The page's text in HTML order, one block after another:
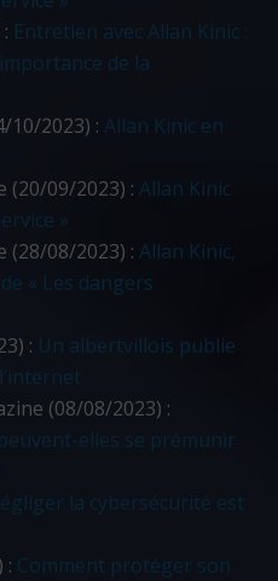
Entretien avec Allan Kinic :
de la
10/2023) :Allan Kinic en
(20/09/2023) :Allan Kinic
»
(28/08/2023) :Allan Kinic,
« Les dangers
: Un albertvillois publie
(08/08/2023) :
elles se prémunir
la cybersécurité est
: Comment protéger son